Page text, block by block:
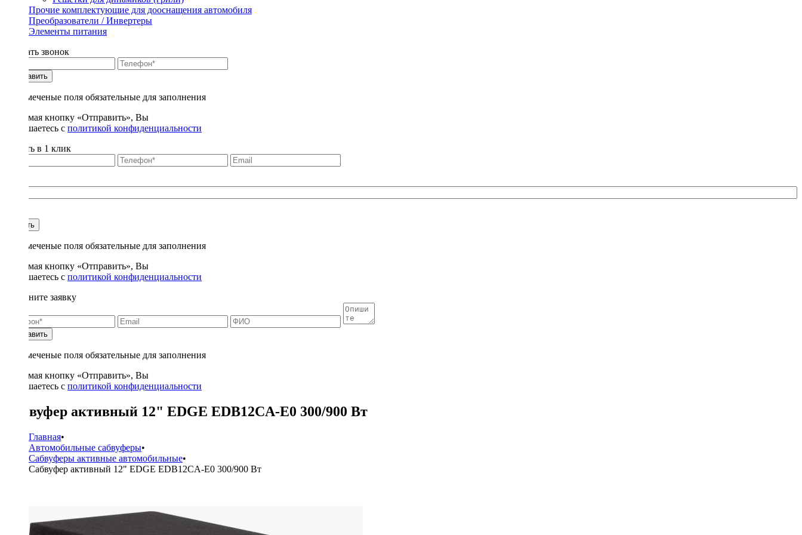
Прочие комплектующие для дооснащения автомобиля
Преобразователи / Инвертеры
Элементы питания
Заказать звонок
Отправить
* - отмеченые поля обязательные для заполнения
Нажимая кнопку «Отправить», Вы
соглашаетесь с политикой конфиденциальности
Купить в 1 клик
Купить
* - отмеченые поля обязательные для заполнения
Нажимая кнопку «Отправить», Вы
соглашаетесь с политикой конфиденциальности
Заполните заявку
Отправить
* - отмеченые поля обязательные для заполнения
Нажимая кнопку «Отправить», Вы
соглашаетесь с политикой конфиденциальности
Сабвуфер активный 12" EDGE EDB12CA-E0 300/900 Вт
Главная•
Автомобильные сабвуферы•
Сабвуферы активные автомобильные•
Сабвуфер активный 12" EDGE EDB12CA-E0 300/900 Вт